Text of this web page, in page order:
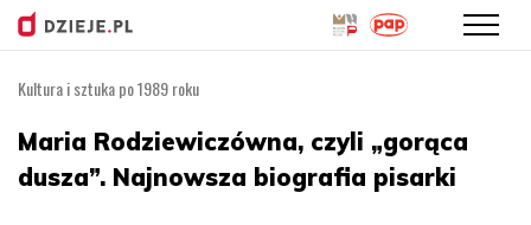
treści
Kultura i sztuka po 1989 roku
Maria Rodziewiczówna, czyli „gorąca
dusza”. Najnowsza biografia pisarki